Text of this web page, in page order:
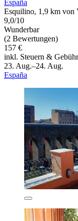
España
Esquilino, 1,9 km von
9,0/10
Wunderbar
(2 Bewertungen)
157 €
inkl. Steuern &
23. Aug.–24. Aug.
España